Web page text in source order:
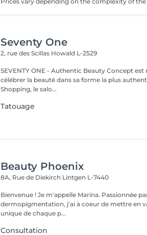
Seventy One
2, rue des Scillas Howald L-2529
SEVENTY ONE - Authentic Beauty Concept est
célébrer la beauté dans sa forme la plus
Shopping, le salo...
Tatouage
Beauty Phoenix
8A, Rue de Diekirch Lintgen L-7440
Bienvenue ! Je m'appelle Marina. Passionnée par l'esthétique et la
dermopigmentation, j'ai à coeur de mettre en
unique de chaque p...
Consultation